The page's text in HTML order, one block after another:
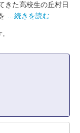
た高校生の丘村日
…続きを読む